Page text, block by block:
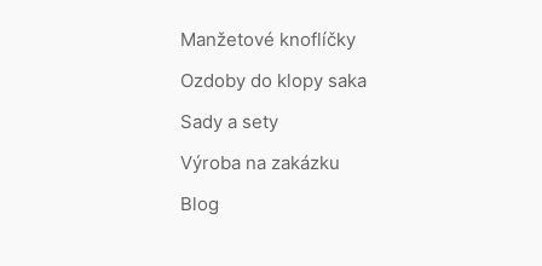
Manžetové knoflíčky
Ozdoby do klopy saka
Sady a sety
Výroba na zakázku
Blog